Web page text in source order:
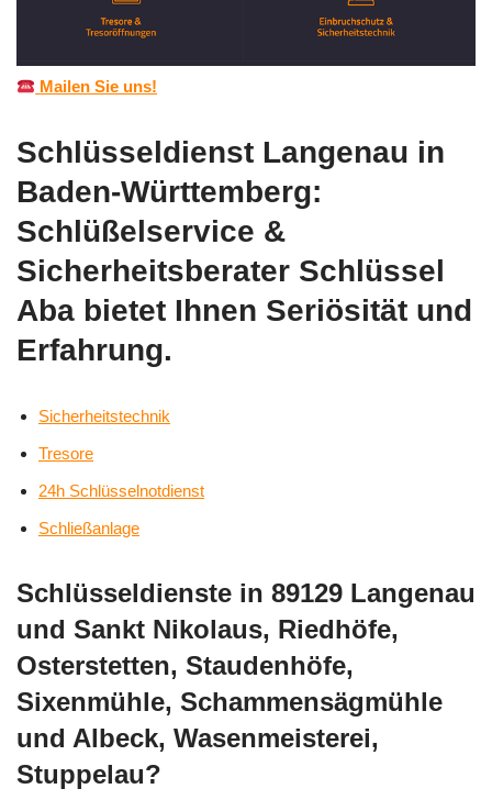
Mailen Sie uns!
Schlüsseldienst Langenau in
Baden-Württemberg:
Schlüßelservice &
Sicherheitsberater Schlüssel
Aba bietet Ihnen Seriösität und
Erfahrung.
Sicherheitstechnik
Tresore
24h Schlüsselnotdienst
Schließanlage
Schlüsseldienste in 89129 Langenau
und Sankt Nikolaus, Riedhöfe,
Osterstetten, Staudenhöfe,
Sixenmühle, Schammensägmühle
und Albeck, Wasenmeisterei,
Stuppelau?